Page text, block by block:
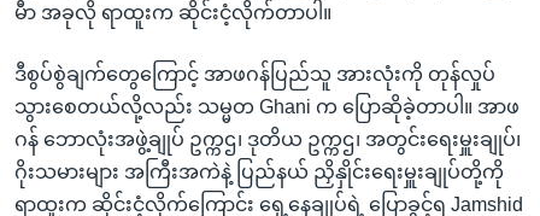
မီာ အခုလို ရာထူးက ဆိုင်းငံ့လိုက်တာပါ။
ဒီစွပ်စွဲချက်တွေကြောင့် အာဖဂန်ပြည်သူ အားလုံးကို တုန်လှုပ်
သွားစေတယ်လို့လည်း သမ္မတ Ghani က ပြောဆိုခဲ့တာပါ။ အာဖ
ဂန် ဘောလုံးအဖွဲ့ချုပ် ဥက္ကဌ၊ ဒုတိယ ဥက္ကဌ၊ အတွင်းရေးမှူးချုပ်၊
ဂိုးသမားများ အကြီးအကဲနဲ့ ပြည်နယ် ညှိနှိုင်းရေးမှူးချုပ်တို့ကို
ရာထူးက ဆိုင်းငံ့လိုက်ကြောင်း ရှေ့နေချုပ်ရဲ့ ပြောခွင့်ရ Jamshid